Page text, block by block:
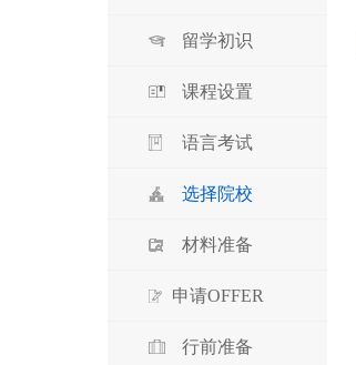
留学初识
课程设置
语言考试
选择院校
材料准备
申请OFFER
行前准备